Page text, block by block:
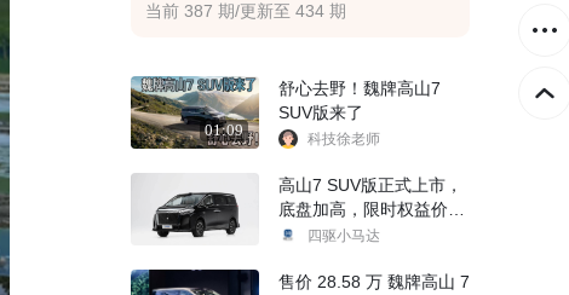
当前 387 期/更新至 434 期
01:09
舒心去野！魏牌高山7
SUV版来了
科技徐老师
高山7 SUV版正式上市，
底盘加高，限时权益价
27.08万元
四驱小马达
售价 28.58 万 魏牌高山 7